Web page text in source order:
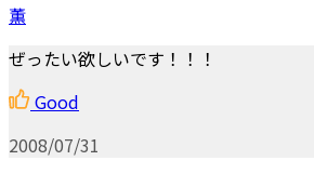
薫
ぜったい欲しいです！！！
Good
2008/07/31